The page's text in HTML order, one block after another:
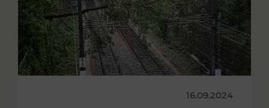
16.09.2024